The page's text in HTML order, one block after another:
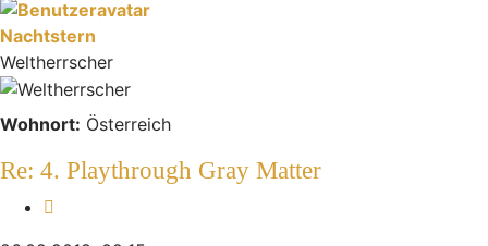
Nachtstern
Weltherrscher
Wohnort: Österreich
Re: 4. Playthrough Gray Matter